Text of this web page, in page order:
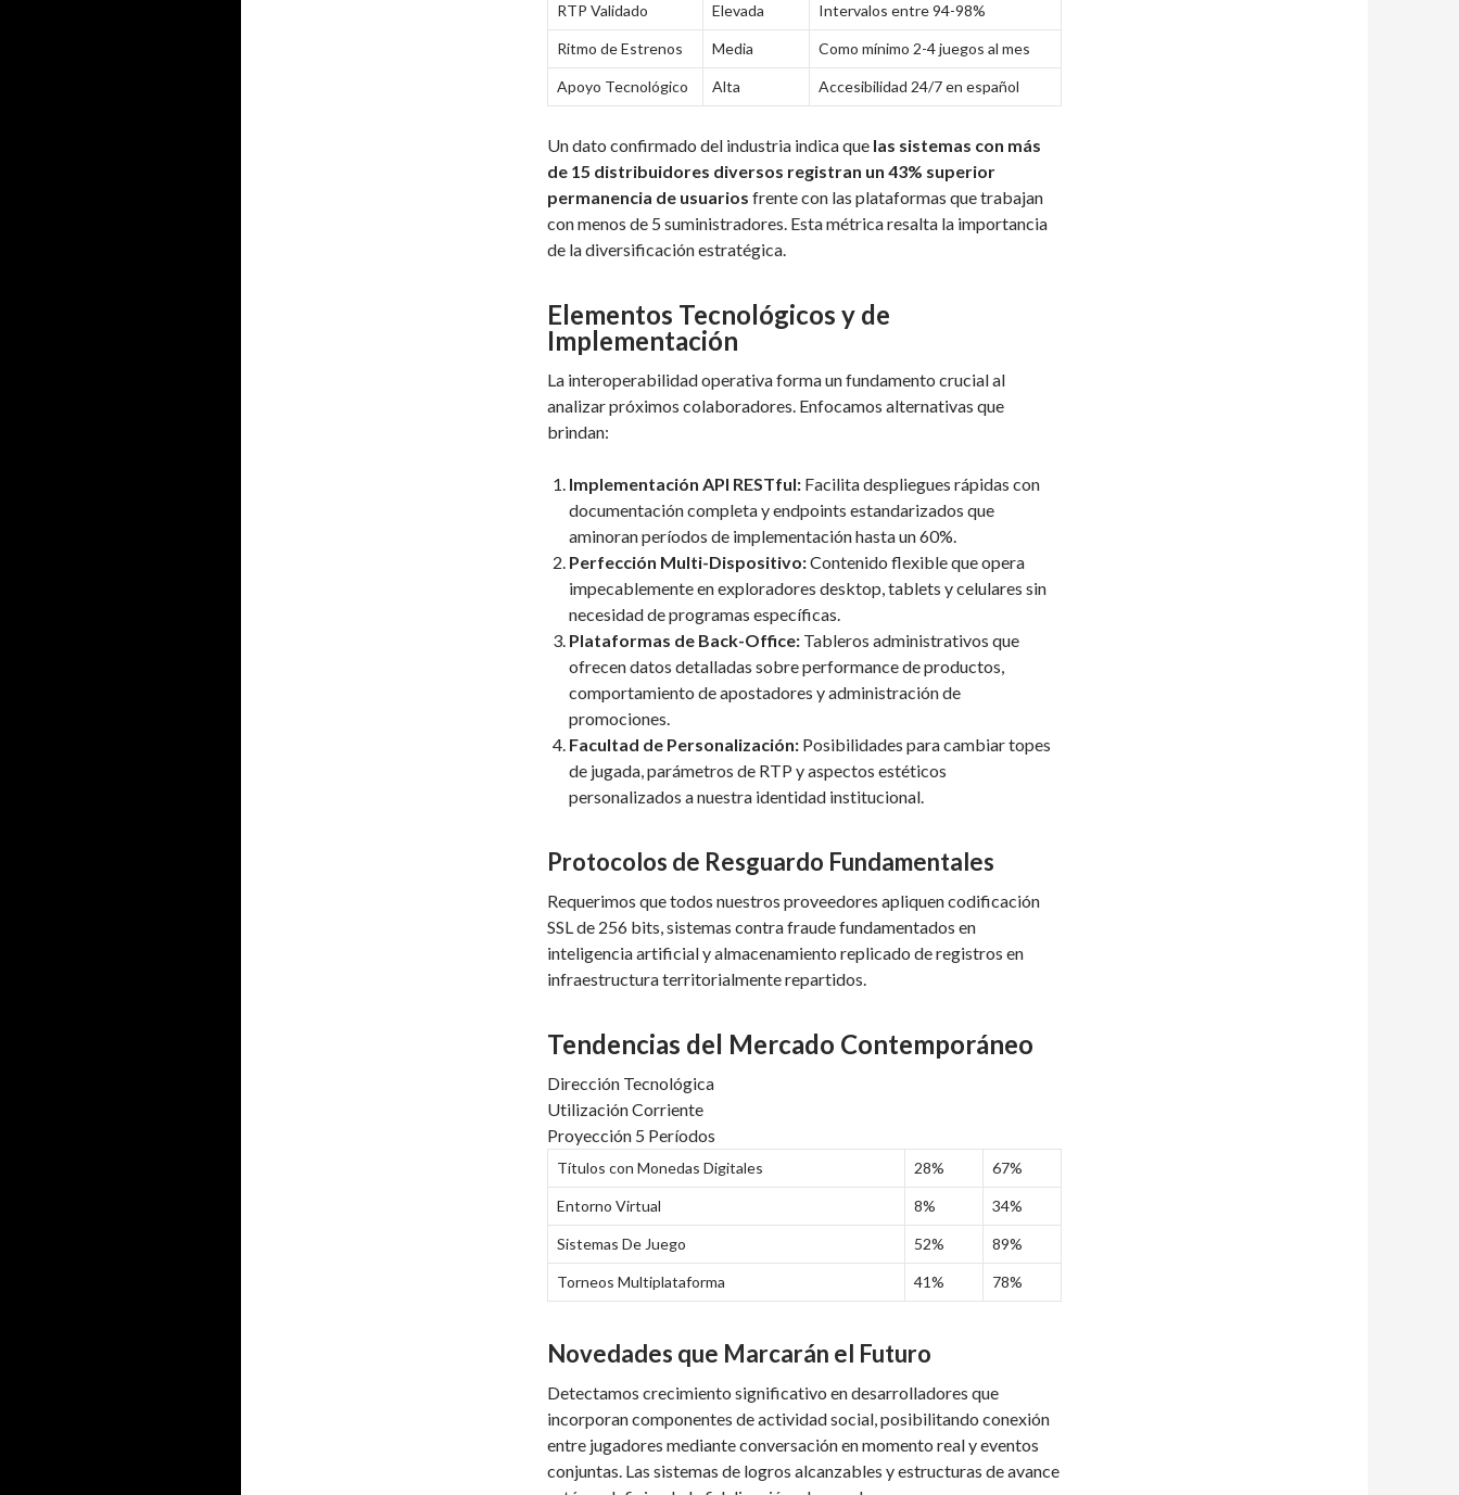
RTP Validado Elevada Intervalos entre 94-98%
Ritmo de Estrenos Media Como mínimo 2-4 juegos al mes
Apoyo Tecnológico Alta Accesibilidad 24/7 en español
Un dato confirmado del industria indica que las sistemas con más
de 15 distribuidores diversos registran un 43% superior
permanencia de usuarios frente con las plataformas que trabajan
con menos de 5 suministradores. Esta métrica resalta la importancia
de la diversificación estratégica.
Elementos Tecnológicos y de
Implementación
La interoperabilidad operativa forma un fundamento crucial al
analizar próximos colaboradores. Enfocamos alternativas que
brindan:
Implementación API RESTful: Facilita despliegues rápidas con
documentación completa y endpoints estandarizados que
aminoran períodos de implementación hasta un 60%.
Perfección Multi-Dispositivo:Contenido flexible que opera
impecablemente en exploradores desktop, tablets y celulares sin
necesidad de programas específicas.
Plataformas de Back-Office: Tableros administrativos que
ofrecen datos detalladas sobre performance de productos,
comportamiento de apostadores y administración de
promociones.
Facultad de Personalización: Posibilidades para cambiar topes
de jugada, parámetros de RTP y aspectos estéticos
personalizados a nuestra identidad institucional.
Protocolos de Resguardo Fundamentales
Requerimos que todos nuestros proveedores apliquen codificación
SSL de 256 bits, sistemas contra fraude fundamentados en
inteligencia artificial y almacenamiento replicado de registros en
infraestructura territorialmente repartidos.
Tendencias del Mercado Contemporáneo
Dirección Tecnológica
Utilización Corriente
Proyección 5 Períodos
Títulos con Monedas Digitales 28% 67%
Entorno Virtual 8% 34%
Sistemas De Juego 52% 89%
Torneos Multiplataforma 41% 78%
Novedades que Marcarán el Futuro
Detectamos crecimiento significativo en desarrolladores que
incorporan componentes de actividad social, posibilitando conexión
entre jugadores mediante conversación en momento real y eventos
conjuntas. Las sistemas de logros alcanzables y estructuras de avance